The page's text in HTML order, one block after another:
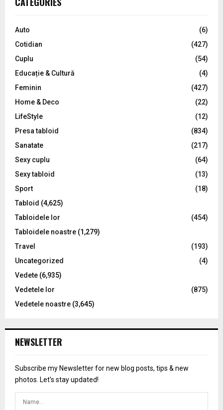
h
o
:
C
Auto
(6)
Cotidian
(427)
Cuplu
(54)
Educație & Cultură
(4)
Feminin
(427)
Home & Deco
(22)
LifeStyle
(12)
Presa tabloid
(834)
Sanatate
(217)
Sexy cuplu
(64)
Sexy tabloid
(13)
Sport
(18)
Tabloid (4,625)
Tabloidele lor
(454)
Tabloidele noastre (1,279)
Travel
(193)
Uncategorized
(4)
Vedete (6,935)
Vedetele lor
(875)
Vedetele noastre (3,645)
NEWSLETTER
Subscribe my Newsletter for new blog posts, tips & new
photos. Let's stay updated!